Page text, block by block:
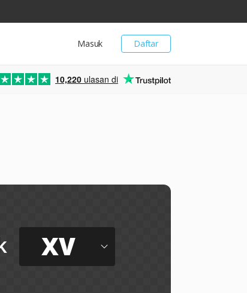
Daftar
Masuk
10,220 ulasan di
XV